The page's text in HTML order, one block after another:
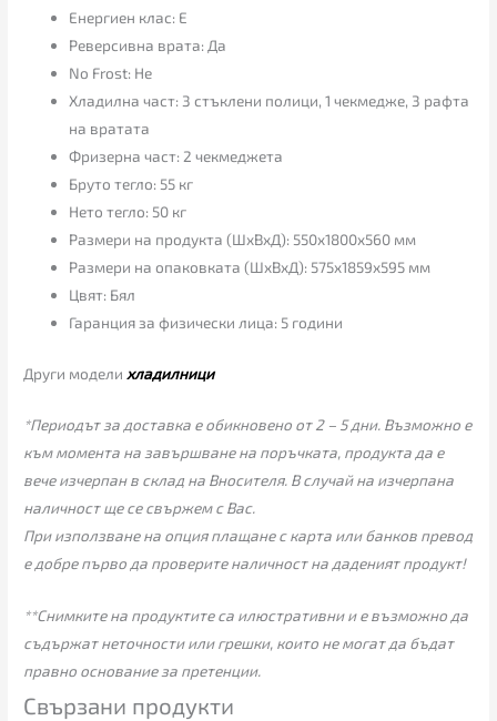
Енергиен клас: E
Реверсивна врата: Да
No Frost: Не
Хладилна част: 3 стъклени полици, 1 чекмедже, 3 рафта
на вратата
Фризерна част: 2 чекмеджета
Бруто тегло: 55 кг
Нето тегло: 50 кг
Размери на продукта (ШхВхД): 550x1800x560 мм
Размери на опаковката (ШхВхД): 575x1859x595 мм
Цвят: Бял
Гаранция за физически лица: 5 години
Други модели хладилници
*Периодът за доставка е обикновено от 2 – 5 дни. Възможно е
към момента на завършване на поръчката, продукта да е
вече изчерпан в склад на Вносителя. В случай на изчерпана
наличност ще се свържем с Вас.
При използване на опция плащане с карта или банков превод
е добре първо да проверите наличност на даденият продукт!
**Снимките на продуктите са илюстративни и е възможно да
съдържат неточности или грешки, които не могат да бъдат
правно основание за претенции.
Свързани продукти